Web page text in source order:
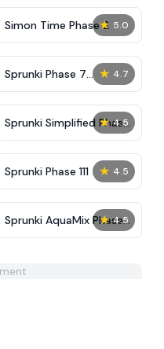
★ 5.0
Simon Time Phase 2
★ 4.7
Sprunki Phase 7
Definitive (Fanmade)
★ 4.5
Sprunki Simplified Phase
2 All Character
★ 4.5
Sprunki Phase 111
★ 4.5
Sprunki AquaMix Phase
4